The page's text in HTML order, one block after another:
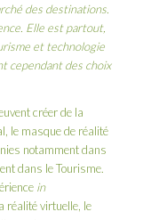
des destinations.
Elle est partout,
et technologie
cependant des choix
créer de la
le masque de réalité
notamment dans
dans le Tourisme.
in
réalité virtuelle, le